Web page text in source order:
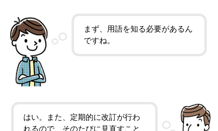
まず、用語を知る必要があるん
ですね。
はい。また、定期的に改訂が行わ
れるので、そのたびに見直すこと